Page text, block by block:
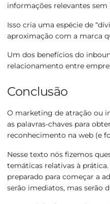
informações relevantes
Isso cria uma espécie de
aproximação com a marca
Um dos benefícios do
relacionamento entre
Conclusão
O marketing de atração ou
as palavras-chaves para
reconhecimento na web (e
Nesse texto nós fizemos
temáticas relativas à
preparado para começar a
serão imediatos, mas serão